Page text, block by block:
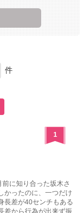
件
1
知り合った坂木さ
かったのに、一つだけ
長差が40センチもある
差から行為が出来ず振